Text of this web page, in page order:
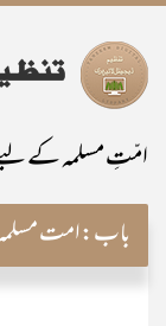
امّتِ مسلمہ کے لیے
باب:امت مسلمہ کے لئے سہ